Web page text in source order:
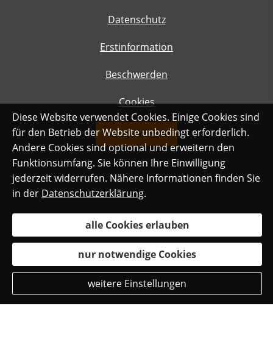
Datenschutz
Erstinformation
Beschwerden
Cookies
Vertrag widerrufen
Diese Website verwendet Cookies. Einige Cookies sind
für den Betrieb der Website unbedingt erforderlich.
Andere Cookies sind optional und erweitern den
Funktionsumfang. Sie können Ihre Einwilligung
jederzeit widerrufen. Nähere Informationen finden Sie
in der Datenschutzerklärung.
alle Cookies erlauben
nur notwendige Cookies
weitere Einstellungen